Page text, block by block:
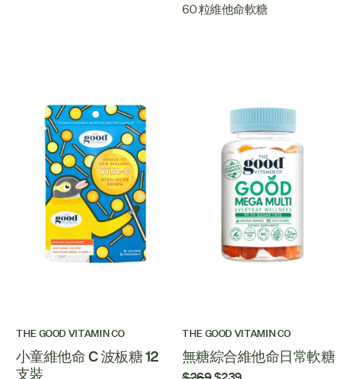
60 粒維他命軟糖
THE GOOD VITAMIN CO
小童維他命 C 波板糖 12
支裝
THE GOOD VITAMIN CO
無糖綜合維他命日常軟糖